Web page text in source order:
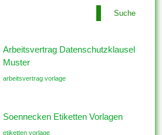
Suche
Arbeitsvertrag Datenschutzklausel
Muster
arbeitsvertrag vorlage
Soennecken Etiketten Vorlagen
etiketten vorlage